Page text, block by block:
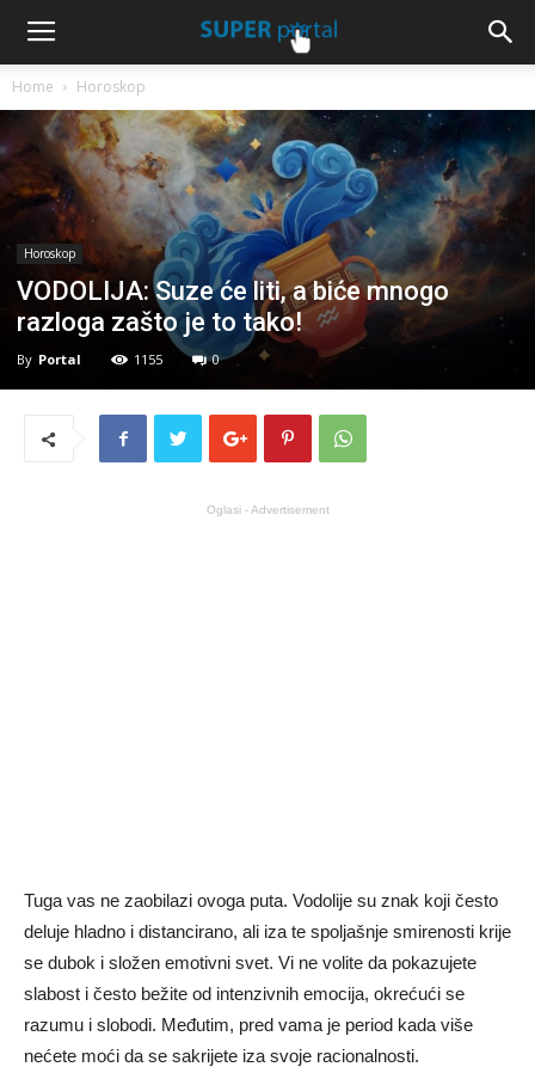
Home Horoskop
Horoskop
VODOLIJA: Suze će liti, a biće mnogo
razloga zašto je to tako!
By Portal 1155 0
Oglasi - Advertisement
Tuga vas ne zaobilazi ovoga puta. Vodolije su znak koji često
deluje hladno i distancirano, ali iza te spoljašnje smirenosti krije
se dubok i složen emotivni svet. Vi ne volite da pokazujete
slabost i često bežite od intenzivnih emocija, okrećući se
razumu i slobodi. Međutim, pred vama je period kada više
nećete moći da se sakrijete iza svoje racionalnosti.